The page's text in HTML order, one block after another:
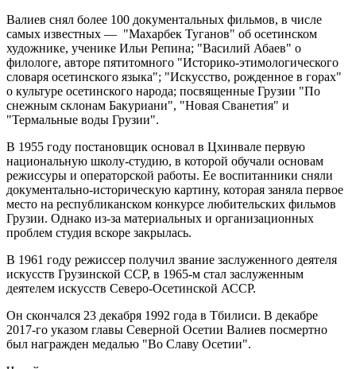
Валиев снял более 100 документальных фильмов, в числе
самых известных — "Махарбек Туганов" об осетинском
художнике, ученике Ильи Репина; "Василий Абаев" о
филологе, авторе пятитомного "Историко-этимологического
словаря осетинского языка"; "Искусство, рожденное в горах"
о культуре осетинского народа; посвященные Грузии "По
снежным склонам Бакуриани", "Новая Сванетия" и
"Термальные воды Грузии".
В 1955 году постановщик основал в Цхинвале первую
национальную школу-студию, в которой обучали основам
режиссуры и операторской работы. Ее воспитанники сняли
документально-историческую картину, которая заняла первое
место на республиканском конкурсе любительских фильмов
Грузии. Однако из-за материальных и организационных
проблем студия вскоре закрылась.
В 1961 году режиссер получил звание заслуженного деятеля
искусств Грузинской ССР, в 1965-м стал заслуженным
деятелем искусств Северо-Осетинской АССР.
Он скончался 23 декабря 1992 года в Тбилиси. В декабре
2017-го указом главы Северной Осетии Валиев посмертно
был награжден медалью "Во Славу Осетии".